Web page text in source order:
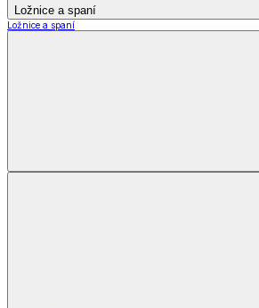
Ložnice a spaní
Ložnice a spaní